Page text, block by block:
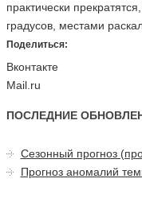
практически
градусов, местами
Поделиться:
Вконтакте
Mail.ru
ПОСЛЕДНИЕ
Сезонный прогноз
Прогноз аномалий